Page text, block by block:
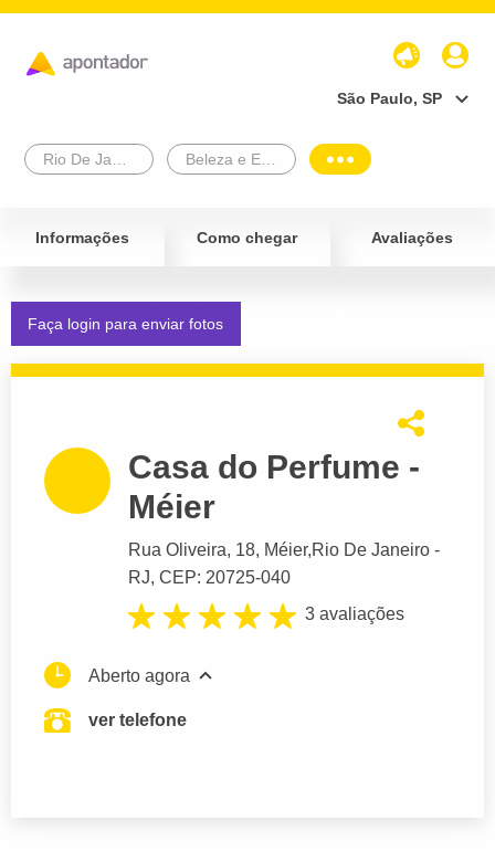
São Paulo, SP
Informações Como chegar Avaliações
Faça login para enviar fotos
Casa do Perfume -
Méier
Rua Oliveira, 18, Méier,Rio De Janeiro -
RJ, CEP: 20725-040
3 avaliações
Aberto agora
ver telefone